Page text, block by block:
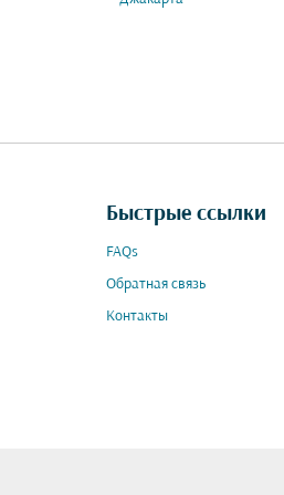
Быстрые ссылки
FAQs
Обратная связь
Контакты